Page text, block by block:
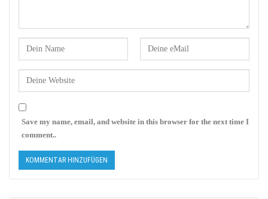
Save my name, email, and website in this browser for the next time I
comment..